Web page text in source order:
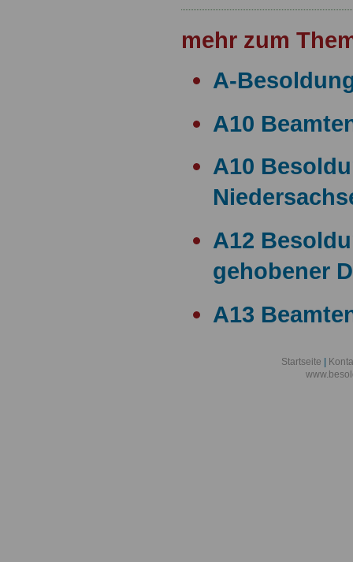
mehr zum
A-
A10
A10
A12
gehobener
A13
A13
Startseite